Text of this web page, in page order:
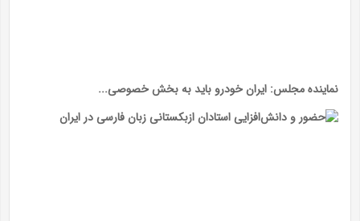
نماینده مجلس: ایران خودرو باید به بخش خصوصی...